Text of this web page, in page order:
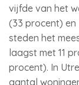
vijfde van het
(33 procent)
steden het
laagst met 11
procent). In
aantal